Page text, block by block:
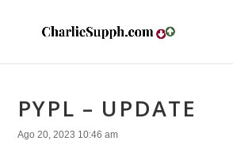
PYPL – UPDATE
Ago 20, 2023 10:46 am